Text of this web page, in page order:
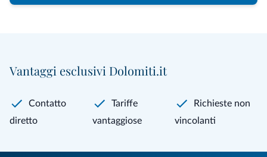
Vantaggi esclusivi Dolomiti.it
Contatto
diretto
Tariffe
vantaggiose
Richieste non
vincolanti